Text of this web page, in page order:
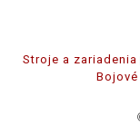
Stroje a zariadenia